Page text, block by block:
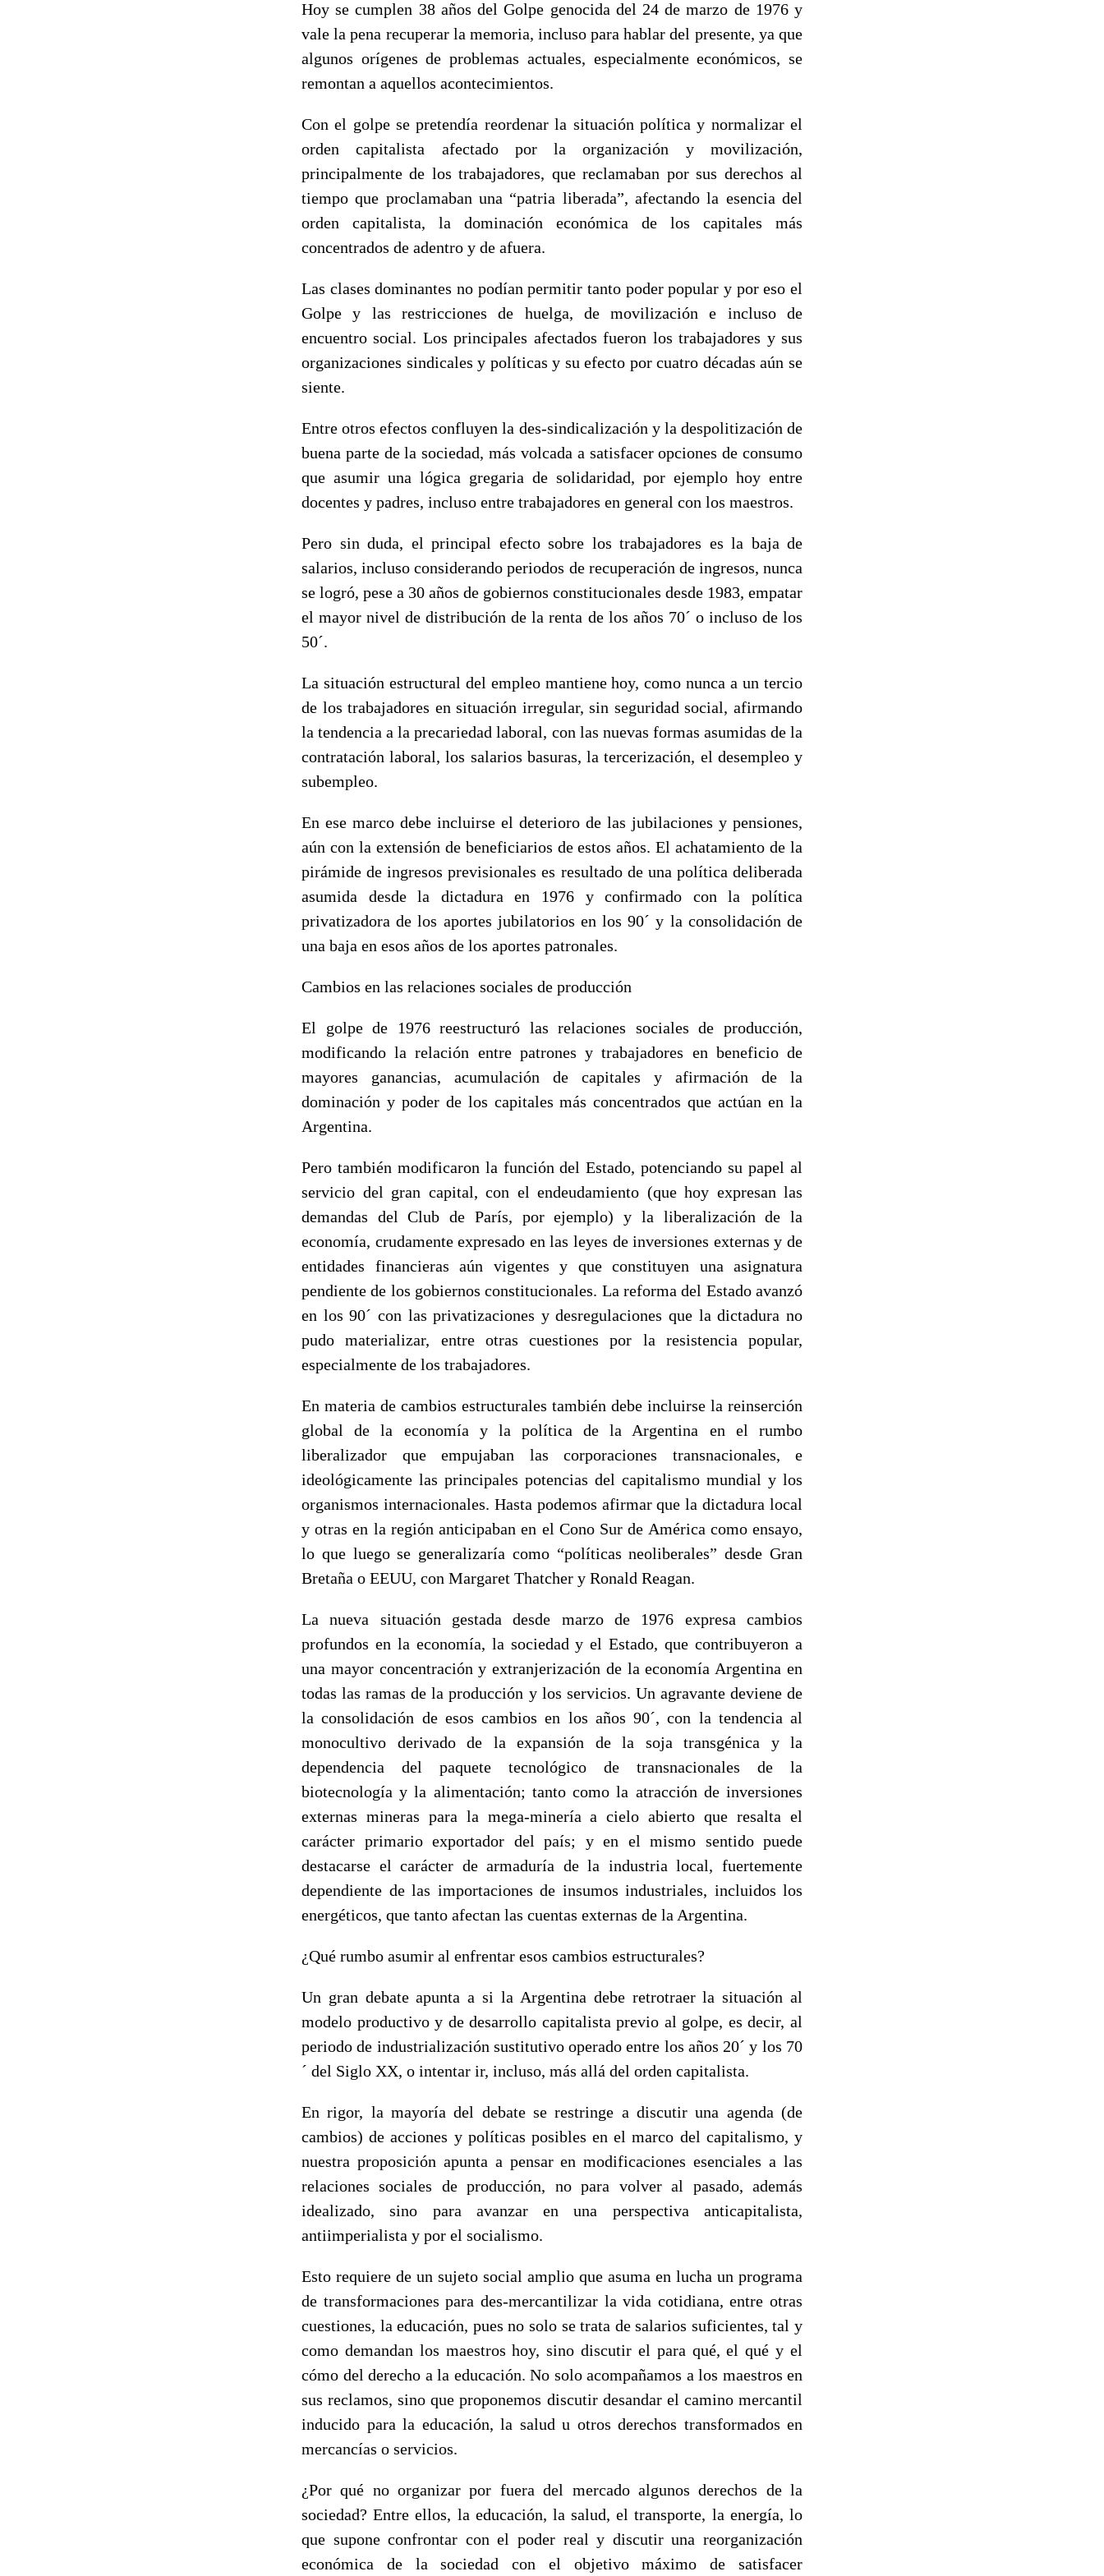
Hoy se cumplen 38 años del Golpe genocida del 24 de marzo de 1976 y
vale la pena recuperar la memoria, incluso para hablar del presente, ya que
algunos orígenes de problemas actuales, especialmente económicos, se
remontan a aquellos acontecimientos.
Con el golpe se pretendía reordenar la situación política y normalizar el
orden capitalista afectado por la organización y movilización,
principalmente de los trabajadores, que reclamaban por sus derechos al
tiempo que proclamaban una “patria liberada”, afectando la esencia del
orden capitalista, la dominación económica de los capitales más
concentrados de adentro y de afuera.
Las clases dominantes no podían permitir tanto poder popular y por eso el
Golpe y las restricciones de huelga, de movilización e incluso de
encuentro social. Los principales afectados fueron los trabajadores y sus
organizaciones sindicales y políticas y su efecto por cuatro décadas aún se
siente.
Entre otros efectos confluyen la des-sindicalización y la despolitización de
buena parte de la sociedad, más volcada a satisfacer opciones de consumo
que asumir una lógica gregaria de solidaridad, por ejemplo hoy entre
docentes y padres, incluso entre trabajadores en general con los maestros.
Pero sin duda, el principal efecto sobre los trabajadores es la baja de
salarios, incluso considerando periodos de recuperación de ingresos, nunca
se logró, pese a 30 años de gobiernos constitucionales desde 1983, empatar
el mayor nivel de distribución de la renta de los años 70´ o incluso de los
50´.
La situación estructural del empleo mantiene hoy, como nunca a un tercio
de los trabajadores en situación irregular, sin seguridad social, afirmando
la tendencia a la precariedad laboral, con las nuevas formas asumidas de la
contratación laboral, los salarios basuras, la tercerización, el desempleo y
subempleo.
En ese marco debe incluirse el deterioro de las jubilaciones y pensiones,
aún con la extensión de beneficiarios de estos años. El achatamiento de la
pirámide de ingresos previsionales es resultado de una política deliberada
asumida desde la dictadura en 1976 y confirmado con la política
privatizadora de los aportes jubilatorios en los 90´ y la consolidación de
una baja en esos años de los aportes patronales.
Cambios en las relaciones sociales de producción
El golpe de 1976 reestructuró las relaciones sociales de producción,
modificando la relación entre patrones y trabajadores en beneficio de
mayores ganancias, acumulación de capitales y afirmación de la
dominación y poder de los capitales más concentrados que actúan en la
Argentina.
Pero también modificaron la función del Estado, potenciando su papel al
servicio del gran capital, con el endeudamiento (que hoy expresan las
demandas del Club de París, por ejemplo) y la liberalización de la
economía, crudamente expresado en las leyes de inversiones externas y de
entidades financieras aún vigentes y que constituyen una asignatura
pendiente de los gobiernos constitucionales. La reforma del Estado avanzó
en los 90´ con las privatizaciones y desregulaciones que la dictadura no
pudo materializar, entre otras cuestiones por la resistencia popular,
especialmente de los trabajadores.
En materia de cambios estructurales también debe incluirse la reinserción
global de la economía y la política de la Argentina en el rumbo
liberalizador que empujaban las corporaciones transnacionales, e
ideológicamente las principales potencias del capitalismo mundial y los
organismos internacionales. Hasta podemos afirmar que la dictadura local
y otras en la región anticipaban en el Cono Sur de América como ensayo,
lo que luego se generalizaría como “políticas neoliberales” desde Gran
Bretaña o EEUU, con Margaret Thatcher y Ronald Reagan.
La nueva situación gestada desde marzo de 1976 expresa cambios
profundos en la economía, la sociedad y el Estado, que contribuyeron a
una mayor concentración y extranjerización de la economía Argentina en
todas las ramas de la producción y los servicios. Un agravante deviene de
la consolidación de esos cambios en los años 90´, con la tendencia al
monocultivo derivado de la expansión de la soja transgénica y la
dependencia del paquete tecnológico de transnacionales de la
biotecnología y la alimentación; tanto como la atracción de inversiones
externas mineras para la mega-minería a cielo abierto que resalta el
carácter primario exportador del país; y en el mismo sentido puede
destacarse el carácter de armaduría de la industria local, fuertemente
dependiente de las importaciones de insumos industriales, incluidos los
energéticos, que tanto afectan las cuentas externas de la Argentina.
¿Qué rumbo asumir al enfrentar esos cambios estructurales?
Un gran debate apunta a si la Argentina debe retrotraer la situación al
modelo productivo y de desarrollo capitalista previo al golpe, es decir, al
periodo de industrialización sustitutivo operado entre los años 20´ y los 70
´ del Siglo XX, o intentar ir, incluso, más allá del orden capitalista.
En rigor, la mayoría del debate se restringe a discutir una agenda (de
cambios) de acciones y políticas posibles en el marco del capitalismo, y
nuestra proposición apunta a pensar en modificaciones esenciales a las
relaciones sociales de producción, no para volver al pasado, además
idealizado, sino para avanzar en una perspectiva anticapitalista,
antiimperialista y por el socialismo.
Esto requiere de un sujeto social amplio que asuma en lucha un programa
de transformaciones para des-mercantilizar la vida cotidiana, entre otras
cuestiones, la educación, pues no solo se trata de salarios suficientes, tal y
como demandan los maestros hoy, sino discutir el para qué, el qué y el
cómo del derecho a la educación. No solo acompañamos a los maestros en
sus reclamos, sino que proponemos discutir desandar el camino mercantil
inducido para la educación, la salud u otros derechos transformados en
mercancías o servicios.
¿Por qué no organizar por fuera del mercado algunos derechos de la
sociedad? Entre ellos, la educación, la salud, el transporte, la energía, lo
que supone confrontar con el poder real y discutir una reorganización
económica de la sociedad con el objetivo máximo de satisfacer